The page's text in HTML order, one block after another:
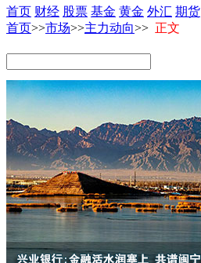
首页 财经 股票 基金 黄金 外汇 期货
首页>>市场>>主力动向>> 正文